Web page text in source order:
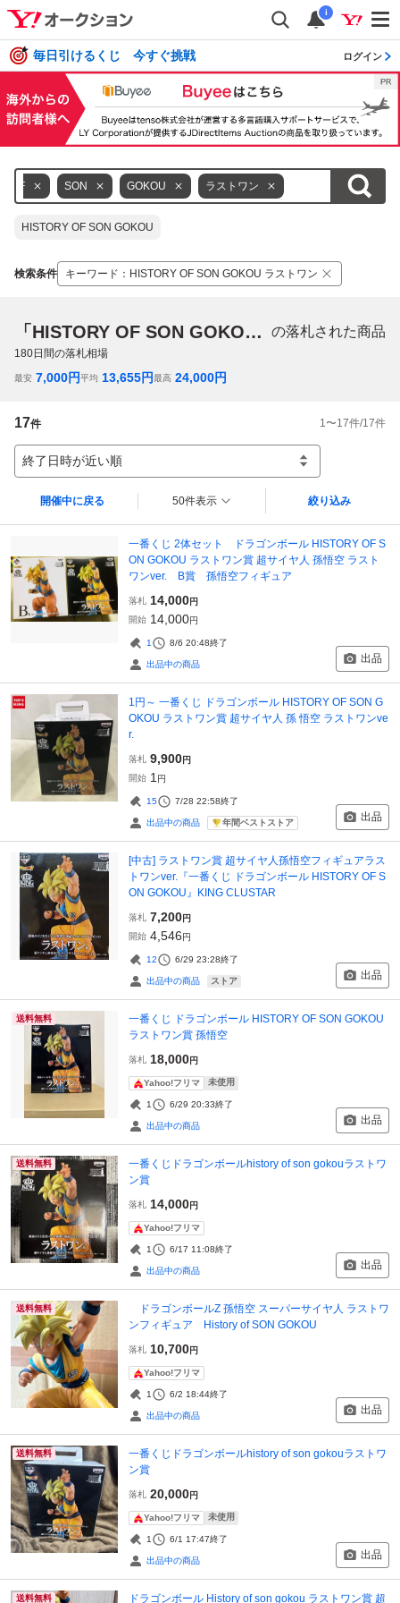
i
毎日引けるくじ 今すぐ挑戦 ログイン
OF SON GOKOU ラストワン
HISTORY OF SON GOKOU
検索条件 キーワード ： HISTORY OF SON GOKOU ラストワン
「HISTORY OF SON GOKOU ラストワン」 の落札された商品
180日間の落札相場
最安 7,000円平均 13,655円最高 24,000円
17件 1 〜17件/17件
終了日時が近い順
開催中に戻る 50件表示 絞り込み
一番くじ 2体セット ドラゴンボール HISTORY OF S
ON GOKOU ラストワン賞 超サイヤ人 孫悟空 ラスト
ワンver. B賞 孫悟空フィギュア
落札 14,000円
開始 14,000円
1 8/6 20:48終了
出品中の商品 出品
1円～ 一番くじ ドラゴンボール HISTORY OF SON G
OKOU ラストワン賞 超サイヤ人 孫 悟空 ラストワンve
r.
落札 9,900円
開始 1 円
15 7/28 22:58終了
出品中の商品 年間ベストストア 出品
[中古] ラストワン賞 超サイヤ人孫悟空フィギュアラス
トワンver.『一番くじ ドラゴンボール HISTORY OF S
ON GOKOU』KING CLUSTAR
落札 7,200円
開始 4,546円
12 6/29 23:28終了
出品中の商品 ストア 出品
送料無料
一番くじ ドラゴンボール HISTORY OF SON GOKOU
ラストワン賞 孫悟空
落札 18,000円
Yahoo!フリマ 未使用
1 6/29 20:33終了
出品中の商品 出品
送料無料
一番くじドラゴンボールhistory of son gokouラストワ
ン賞
落札 14,000円
Yahoo!フリマ
1 6/17 11:08終了
出品中の商品 出品
送料無料
ドラゴンボールZ 孫悟空 スーパーサイヤ人 ラストワ
ンフィギュア History of SON GOKOU
落札 10,700円
Yahoo!フリマ
1 6/2 18:44終了
出品中の商品 出品
送料無料
一番くじドラゴンボールhistory of son gokouラストワ
ン賞
落札 20,000円
Yahoo!フリマ 未使用
1 6/1 17:47終了
出品中の商品 出品
送料無料 ドラゴンボール History of son gokou ラストワン賞 超